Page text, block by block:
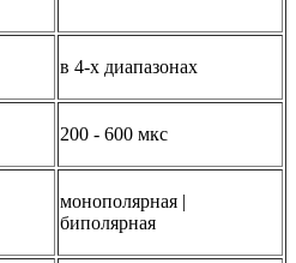
в 4-х диапазонах
200 - 600 мкс
монополярная |
биполярная